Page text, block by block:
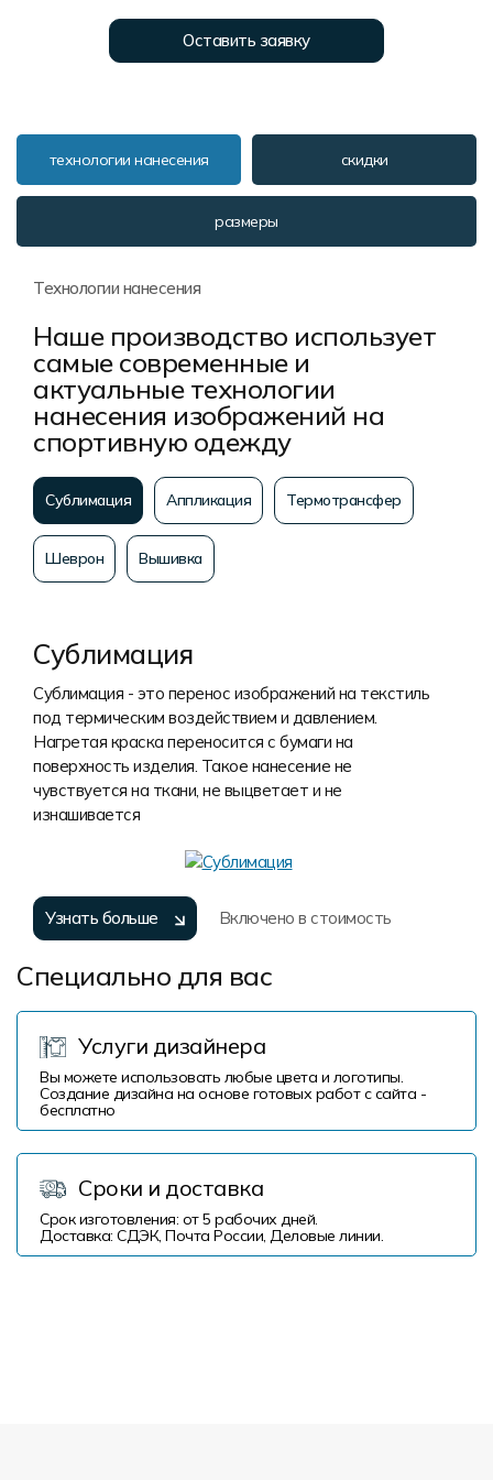
Оставить заявку
технологии нанесения скидки
размеры
Технологии нанесения
Наше производство использует
самые современные и
актуальные технологии
нанесения изображений на
спортивную одежду
Сублимация Аппликация Термотрансфер
Шеврон Вышивка
Сублимация
Сублимация - это перенос изображений на текстиль
под термическим воздействием и давлением.
Нагретая краска переносится с бумаги на
поверхность изделия. Такое нанесение не
чувствуется на ткани, не выцветает и не
изнашивается
Узнать больше Включено в стоимость
Специально для вас
Услуги дизайнера
Вы можете использовать любые цвета и логотипы.
Создание дизайна на основе готовых работ с сайта -
бесплатно
Сроки и доставка
Срок изготовления: от 5 рабочих дней.
Доставка: СДЭК, Почта России, Деловые линии.
Форма в наличии
Распродажа
Реквизиты
Система скидок и наценок
Пользовательское соглашение